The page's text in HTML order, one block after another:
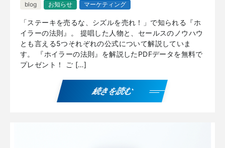
blog
お知らせ マーケティング
「ステーキを売るな、シズルを売れ！」で知られる『ホ
イラーの法則』。 提唱した人物と、セールスのノウハウ
とも言える5つそれぞれの公式について解説していま
す。 『ホイラーの法則』を解説したPDFデータを無料で
プレゼント！ ご […]
続きを読む